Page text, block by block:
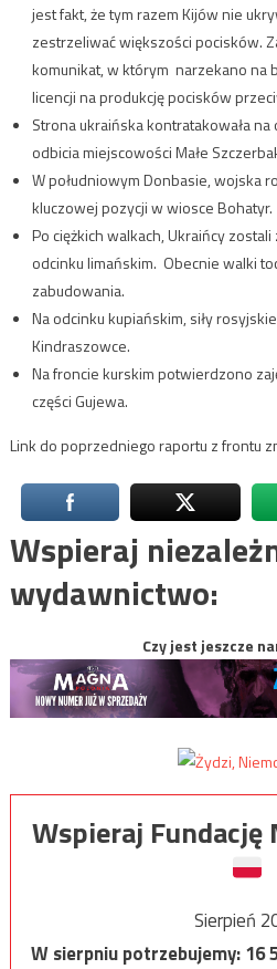
jest fakt, że tym razem Kijów nie
zestrzeliwać większości pocisków.
komunikat, w którym narzekano na
licencji na produkcję pocisków
Strona ukraińska kontratakowała
odbicia miejscowości Małe
W południowym Donbasie, wojska
kluczowej pozycji w wiosce Bohatyr.
Po ciężkich walkach, Ukraińcy
odcinku limańskim. Obecnie walki
zabudowania.
Na odcinku kupiańskim, siły
Kindraszowce.
Na froncie kurskim potwierdzono
części Gujewa.
Link do poprzedniego raportu z frontu
Wspieraj
wydawnictwo:
Czy jest jeszcze
Wspieraj Fundację
Sierpień
W sierpniu potrzebujemy:16